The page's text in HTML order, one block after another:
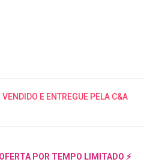
VENDIDO E ENTREGUE PELA C&A
OFERTA POR TEMPO LIMITADO ⚡